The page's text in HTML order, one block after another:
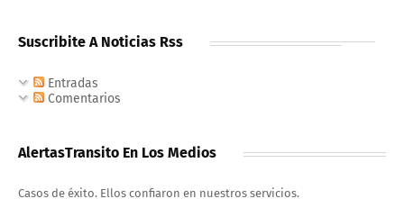
Suscribite A Noticias Rss
Entradas
Comentarios
AlertasTransito En Los Medios
Casos de éxito. Ellos confiaron en nuestros servicios.